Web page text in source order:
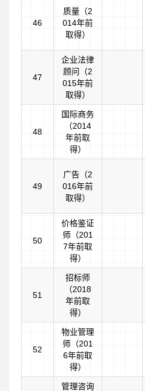
46
质量（2
014年前
取得）
47
企业法律
顾问（2
015年前
取得）
48
国际商务
（2014
年前取
得）
49
广告（2
016年前
取得）
50
价格鉴证
师（201
7年前取
得）
51
招标师
（2018
年前取
得）
52
物业管理
师（201
6年前取
得）
管理咨询